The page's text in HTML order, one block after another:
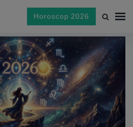
Horoscop 2026